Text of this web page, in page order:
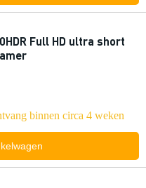
Full HD ultra short
binnen circa 4 weken